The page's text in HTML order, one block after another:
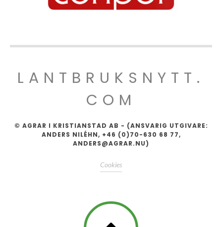
LANTBRUKSNYTT.
COM
© AGRAR I KRISTIANSTAD AB - (ANSVARIG UTGIVARE:
ANDERS NILÉHN, +46 (0)70-630 68 77,
ANDERS@AGRAR.NU)
Cookies